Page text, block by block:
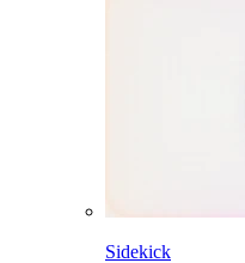
Sidekick